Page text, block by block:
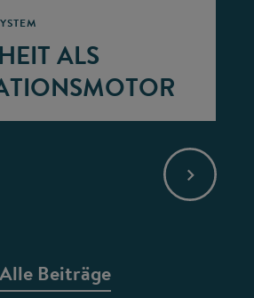
ALS
Alle Beiträge